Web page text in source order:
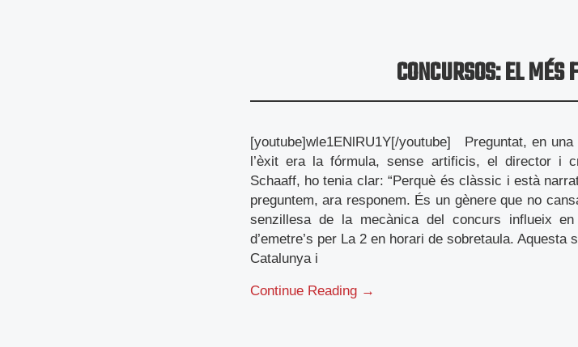
CONCURSOS: EL
[youtube]wle1ENlRU1Y[/youtube] Preguntat, en
l’èxit era la fórmula, sense artificis, el director i
Schaaff, ho tenia clar: “Perquè és clàssic i està
preguntem, ara responem. És un gènere que no
senzillesa de la mecànica del concurs influeix
d’emetre’s per La 2 en horari de sobretaula.
Catalunya i
Continue Reading →